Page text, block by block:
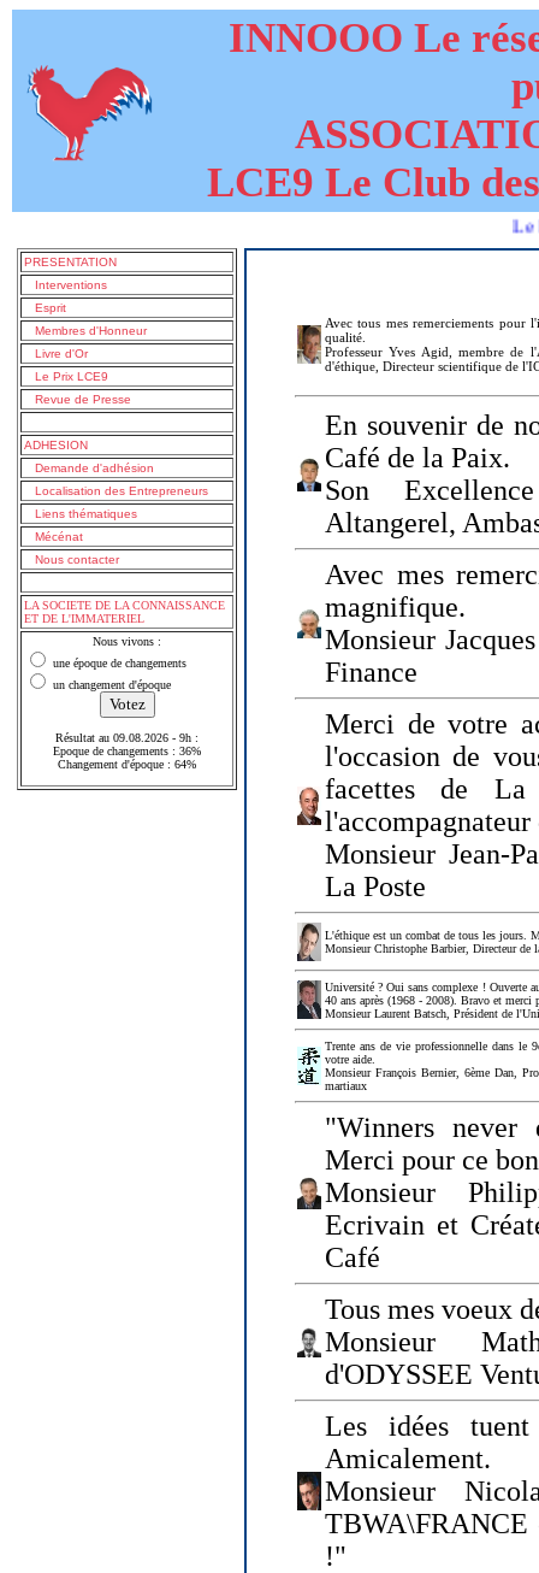
INNOOO Le
LCE9 Le Club
Le livre de
PRESENTATION
Interventions
Esprit
Membres d'Honneur
Livre d'Or
Le Prix LCE9
Revue de Presse
ADHESION
Demande d'adhésion
Localisation des Entrepreneurs
Liens thématiques
Mécénat
Nous contacter
LA SOCIETE DE LA CONNAISSANCE
ET DE L'IMMATERIEL
Nous vivons :
une époque de changements
un changement d'époque
Résultat au 09.08.2026 - 9h :
Epoque de changements : 36%
Changement d'époque : 64%
Avec tous mes remerciements pour
qualité.
Professeur Yves Agid, membre de
d'éthique, Directeur scientifique de
En souvenir de
Café de la Paix.
Son
Altangerel,
Avec mes
magnifique.
Monsieur
Finance
Merci de votre
l'occasion de
facettes de
Monsieur Jean-
La Poste
L'éthique est un combat de tous les jours.
Monsieur Christophe Barbier, Directeur de
Université ? Oui sans complexe ! Ouverte
40 ans après (1968 - 2008). Bravo et merci
Monsieur Laurent Batsch, Président de
Trente ans de vie professionnelle dans le
votre aide.
Monsieur François Bernier, 6ème Dan,
martiaux
"Winners
Merci pour ce
Monsieur
Ecrivain et
Café
Tous mes voeux
Monsieur
d'ODYSSEE
Les idées
Amicalement.
Monsieur
TBWA\FRANCE
!"